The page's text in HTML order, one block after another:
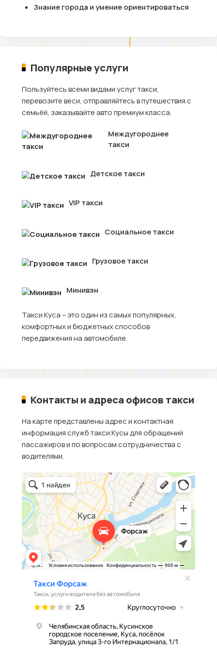
Знание города и умение ориентироваться
Популярные услуги
Пользуйтесь всеми видами услуг такси,
перевозите веси, отправляйтесь в путешествия с
семьёй, заказывайте авто премиум класса.
Междугороднее
такси
Детское такси
VIP такси
Социальное такси
Грузовое такси
Минивэн
Такси Куса – это один из самых популярных,
комфортных и бюджетных способов
передвижения на автомобиле.
Контакты и адреса офисов такси
На карте представлены адрес и контактная
информация служб такси Кусы для обращений
пассажиров и по вопросам сотрудничества с
водителями.